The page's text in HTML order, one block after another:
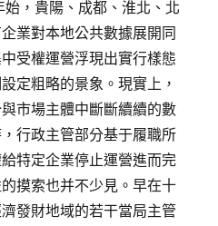
，貴陽、成都、淮北、北
業對本地公共數據展開同
受權運營浮現出實行樣態
定粗略的景象。現實上，
市場主體中斷斷續續的數
行政主管部分基于履職所
特定企業停止運營進而完
摸索也并不少見。早在十
發財地域的若干當局主管